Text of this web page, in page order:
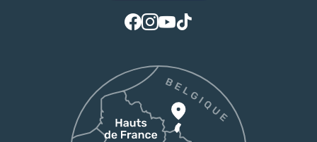
Suivez-nous sur Facebook
Suivez-nous sur Instagram
Suivez-nous sur Youtube
Suivez-nous sur Tiktok